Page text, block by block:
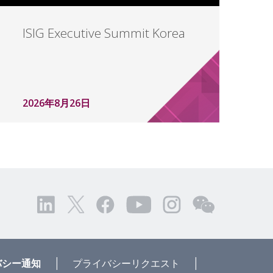
ISIG Executive Summit Korea
2026年8月26日
ー通知 | プライバシーリクエスト |